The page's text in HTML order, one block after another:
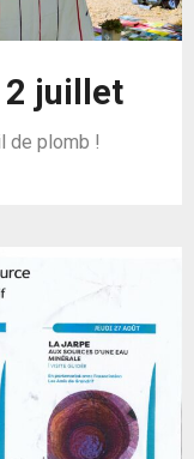
juillet
de plomb !